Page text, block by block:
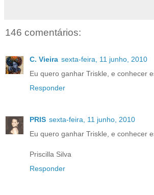
146 comentários:
C. Vieira sexta-feira, 11 junho, 2010
Eu quero ganhar Triskle, e conhecer
Responder
PRIS sexta-feira, 11 junho, 2010
Eu quero ganhar Triskle, e conhecer
Priscilla Silva
Responder